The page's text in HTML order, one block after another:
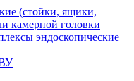
(стойки, ящики,
камерной головки
эндоскопические